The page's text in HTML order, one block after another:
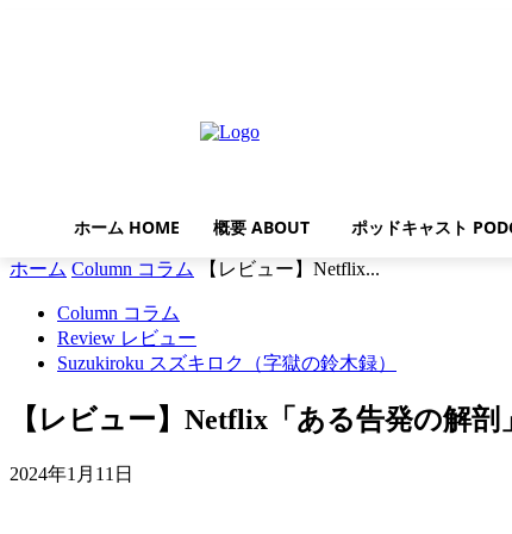
ホーム HOME 概要 ABOUT ポッドキャスト
ホーム Column コラム 【レビュー】Netflix...
Column コラム
Review レビュー
Suzukiroku スズキロク（字獄の鈴木録）
【レビュー】Netflix「ある告発の解
2024年1月11日